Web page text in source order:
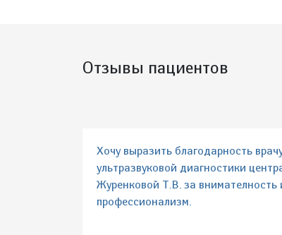
Отзывы пациентов
Хочу выразить благодарность
ультразвуковой диагностики
Журенковой Т.В. за внимателность
профессионализм.